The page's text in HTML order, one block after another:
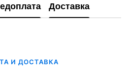
Доставка
И ДОСТАВКА